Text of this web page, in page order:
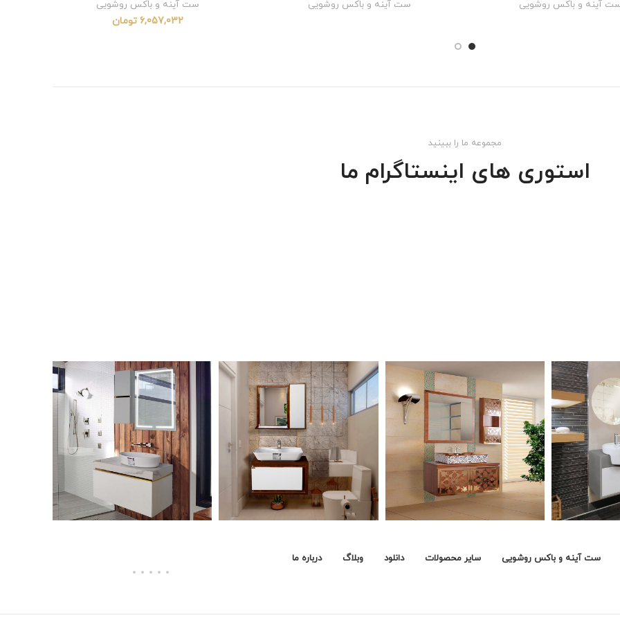
آینه و باکس روشویی
ست آینه و باکس روشویی
ست آینه و باکس روشویی
6,057,032 تومان
مجموعه ما را ببینید
استوری های اینستاگرام ما
ست آینه و باکس روشویی سایر محصولات دانلود وبلاگ درباره ما